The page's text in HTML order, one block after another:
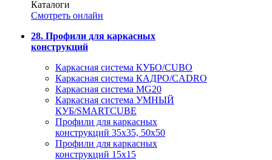
Каталоги
Смотреть онлайн
28. Профили для каркасных
конструкций
Каркасная система КУБО/CUBO
Каркасная система КАДРО/CADRO
Каркасная система MG20
Каркасная система УМНЫЙ
КУБ/SMARTCUBE
Профили для каркасных
конструкций 35x35, 50x50
Профили для каркасных
конструкций 15х15